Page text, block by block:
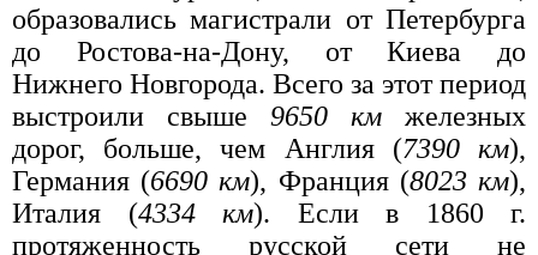
образовались магистрали от Петербурга
до Ростова-на-Дону, от Киева до
Нижнего Новгорода. Всего за этот период
выстроили свыше 9650 км железных
дорог, больше, чем Англия (7390 км),
Германия (6690 км), Франция (8023 км),
Италия (4334 км). Если в 1860 г.
протяженность русской сети не